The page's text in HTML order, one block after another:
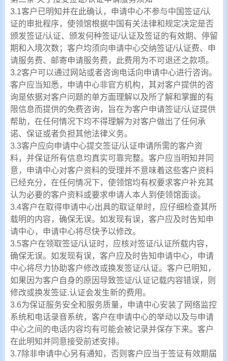
3.1客户已明知并在此确认，申请中心不参与中国签证/认
证的审批程序，使领馆根据中国有关法律和规定决定是否
颁发签证/认证、颁发何种签证/认证及签证的有效期、停留
期和入境次数；客户均须向申请中心交纳签证/认证费、申
请服务费、邮寄申请服务费，此费用为不可退还之款项。
3.2客户可以通过网站或者咨询电话向申请中心进行咨询。
客户应当知悉，申请中心非官方机构，其对客户提供的咨
询是依据对客户问题的单方面理解以及所了解和掌握的有
限信息而提供的免费咨询，旨在为客户申请签证/认证提供
帮助，在任何情况下均不得理解为对客户做出了任何承
诺、保证或者负担其他法律义务。
3.3客户应向申请中心提交签证/认证申请所需的客户资
料，并保证所有信息均真实可靠完整。客户应当明知并同
意，申请中心对客户资料的受理并不意味着这些客户资料
已经充分，在任何情况下，使领馆均有权要求客户补充其
认为必要的客户资料或要求申请人本人到使领馆面谈。
3.4客户在取得申请中心出具的取证单时，应仔细检查其所
载明的内容，确保无误。如发现有误，客户应及时告知申
请中心，申请中心将尽快予以修改。
3.5客户在领取签证/认证时，应核对签证/认证所载内容，
确保无误。如发现有误，客户应及时告知申请中心，申请
中心将尽力协助客户修改或换发签证/认证。客户已明知，
如果因为客户自身的原因导致签证/认证记载内容错误，则
修改或换发签证.认证会发生新的费用。
3.6为保证服务安全和服务质量，申请中心安装了网络监控
系统和电话录音系统，客户在申请中心的举动以及与申请
中心之间的电话内容均有可能会被记录并保存下来。客户
在此明知并同意接受前述安排。
3.7除非申请中心另有通知，否则客户应当于签证有效期届